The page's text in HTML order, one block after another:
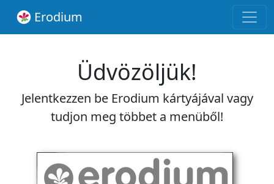
Erodium
Üdvözöljük!
Jelentkezzen be Erodium kártyájával vagy
tudjon meg többet a menüből!